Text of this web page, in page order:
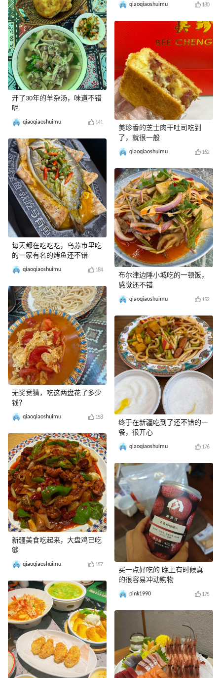
开了30年的羊杂汤，味道不错
呢
qiaoqiaoshuimu 141
每天都在吃吃吃，乌苏市里吃
的一家有名的烤鱼还不错
qiaoqiaoshuimu 184
无奖竞猜，吃这两盘花了多少
钱？
qiaoqiaoshuimu 158
新疆美食吃起来，大盘鸡已吃
够
qiaoqiaoshuimu 157
qiaoqiaoshuimu 180
美珍香的芝士肉干吐司吃到
了，就很一般
qiaoqiaoshuimu 162
布尔津边陲小城吃的一顿饭，
感觉还不错
qiaoqiaoshuimu 152
终于在新疆吃到了还不错的一
餐，很开心
qiaoqiaoshuimu 176
买一点好吃的 晚上有时候真
的很容易冲动购物
pink1990 175